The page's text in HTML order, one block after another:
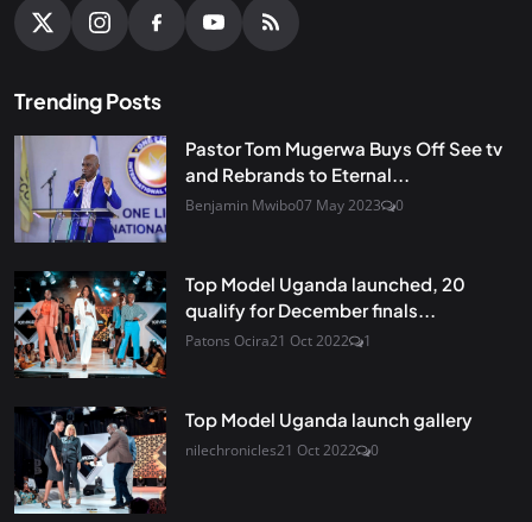
Trending Posts
Pastor Tom Mugerwa Buys Off See tv
and Rebrands to Eternal...
Benjamin Mwibo07 May 2023 0
Top Model Uganda launched, 20
qualify for December finals...
Patons Ocira21 Oct 2022 1
Top Model Uganda launch gallery
nilechronicles21 Oct 2022 0